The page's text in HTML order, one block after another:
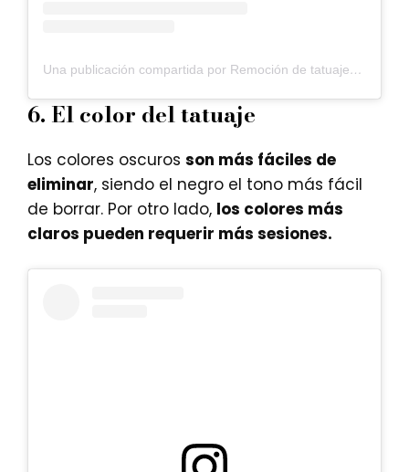
Una publicación compartida por Remoción de tatuajes by LA CROIX (@tattooremovaluruguay)
6. El color del tatuaje
Los colores oscuros son más fáciles de
eliminar, siendo el negro el tono más fácil
de borrar. Por otro lado, los colores más
claros pueden requerir más sesiones.